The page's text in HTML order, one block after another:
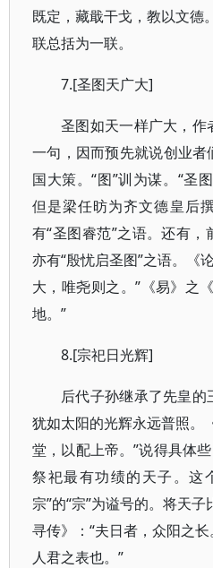
既定，藏戢干戈，教以文德
联总括为一联。
7.[圣图天广大]
圣图如天一样广大，
一句，因而预先就说创业
国大策。“图”训为谋。“圣
但是梁任昉为齐文德皇后
有“圣图睿范”之语。还有
亦有“殷忧启圣图”之语。《
大，唯尧则之。”《易》之
地。”
8.[宗祀日光辉]
后代子孙继承了先皇
犹如太阳的光辉永远普照。
堂，以配上帝。”说得具体
祭祀最有功绩的天子。这
宗”的“宗”为谥号的。将天
寻传》：“夫日者，众阳之长
人君之表也。”